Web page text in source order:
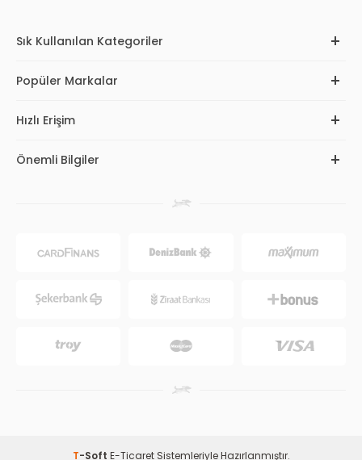
Sık Kullanılan Kategoriler
Popüler Markalar
Hızlı Erişim
Önemli Bilgiler
T-Soft E-TicaretSistemleriyle Hazırlanmıştır.